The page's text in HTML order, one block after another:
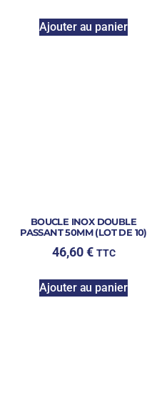
Ajouter au panier
BOUCLE INOX DOUBLE
PASSANT 50MM (LOT DE 10)
46,60€ TTC
Ajouter au panier